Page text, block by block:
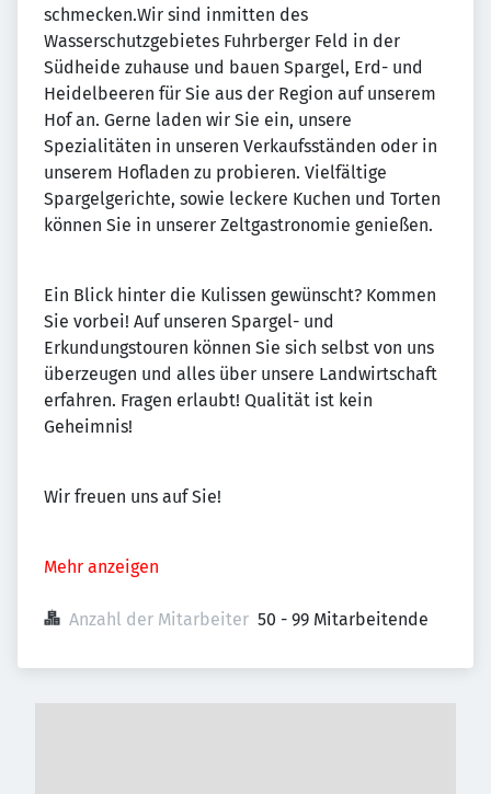
schmecken.Wir sind inmitten des
Wasserschutzgebietes Fuhrberger Feld in der
Südheide zuhause und bauen Spargel, Erd- und
Heidelbeeren für Sie aus der Region auf unserem
Hof an. Gerne laden wir Sie ein, unsere
Spezialitäten in unseren Verkaufsständen oder in
unserem Hofladen zu probieren. Vielfältige
Spargelgerichte, sowie leckere Kuchen und Torten
können Sie in unserer Zeltgastronomie genießen.
Ein Blick hinter die Kulissen gewünscht? Kommen
Sie vorbei! Auf unseren Spargel- und
Erkundungstouren können Sie sich selbst von uns
überzeugen und alles über unsere Landwirtschaft
erfahren. Fragen erlaubt! Qualität ist kein
Geheimnis!
Wir freuen uns auf Sie!
Mehr anzeigen
Anzahl der Mitarbeiter 50 - 99 Mitarbeitende